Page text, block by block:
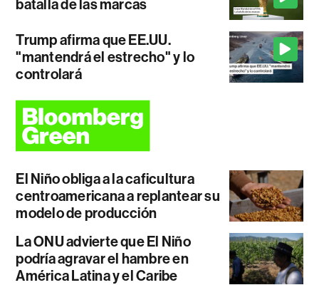
batalla de las marcas
Trump afirma que EE.UU.
"mantendrá el estrecho" y lo
controlará
El Niño obliga a la caficultura
centroamericana a replantear su
modelo de producción
La ONU advierte que El Niño
podría agravar el hambre en
América Latina y el Caribe